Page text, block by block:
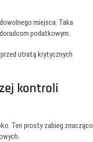
miejsca. Taka
podatkowym.
utratą krytycznych
kontroli
Ten prosty zabieg znacząco